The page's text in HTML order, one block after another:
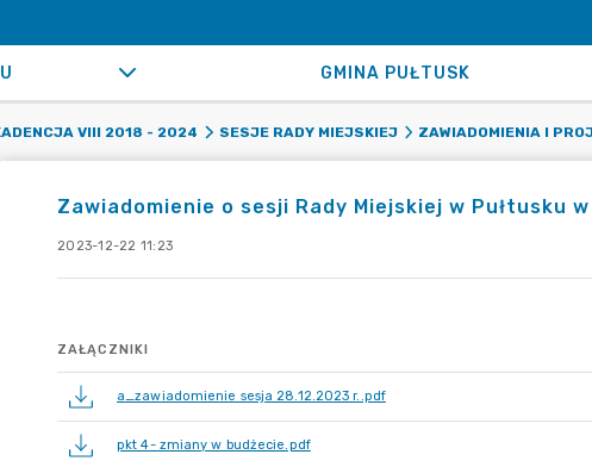
GMINA PUŁTUSK
VIII 2018 - 2024 SESJE RADY MIEJSKIEJ ZAWIADOMIENIA I
Zawiadomienie o sesji Rady Miejskiej w Pułtusku
2023-12-22 11:23
ZAŁĄCZNIKI
a_zawiadomienie sesja 28.12.2023 r..pdf
pkt 4- zmiany w budżecie.pdf